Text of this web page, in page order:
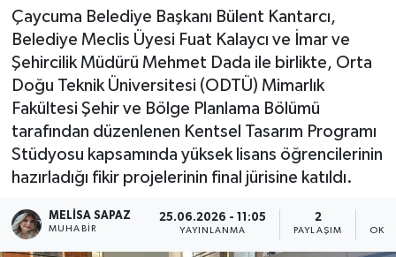
Çaycuma Belediye Başkanı Bülent Kantarcı,
Belediye Meclis Üyesi Fuat Kalaycı ve İmar ve
Şehircilik Müdürü Mehmet Dada ile birlikte, Orta
Doğu Teknik Üniversitesi (ODTÜ) Mimarlık
Fakültesi Şehir ve Bölge Planlama Bölümü
tarafından düzenlenen Kentsel Tasarım Programı
Stüdyosu kapsamında yüksek lisans öğrencilerinin
hazırladığı fikir projelerinin final jürisine katıldı.
MELISA SAPAZ
MUHABIR
25.06.2026 - 11:05
YAYINLANMA
2
PAYLAŞIM
Dünya
Eğitim
Ekonomi
Eleman
Emlak
Gündem
Son Dakika Haberleri
Haber Arşivi